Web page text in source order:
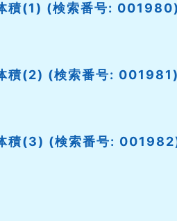
積(1) (検索番号: 001980)
積(2) (検索番号: 001981)
積(3) (検索番号: